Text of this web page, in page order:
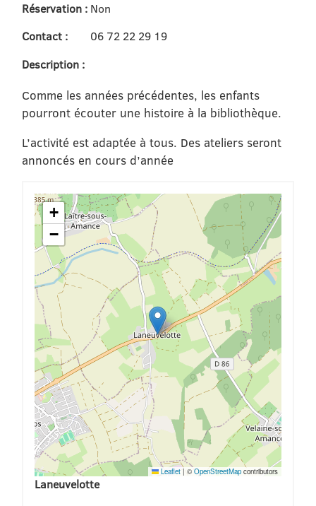
Réservation : Non
Contact :
06 72 22 29 19
Description :
Comme les années précédentes, les enfants
pourront écouter une histoire à la bibliothèque.
L’activité est adaptée à tous. Des ateliers seront
annoncés en cours d’année
+
−
Leaflet | ©OpenStreetMap contributors
Laneuvelotte